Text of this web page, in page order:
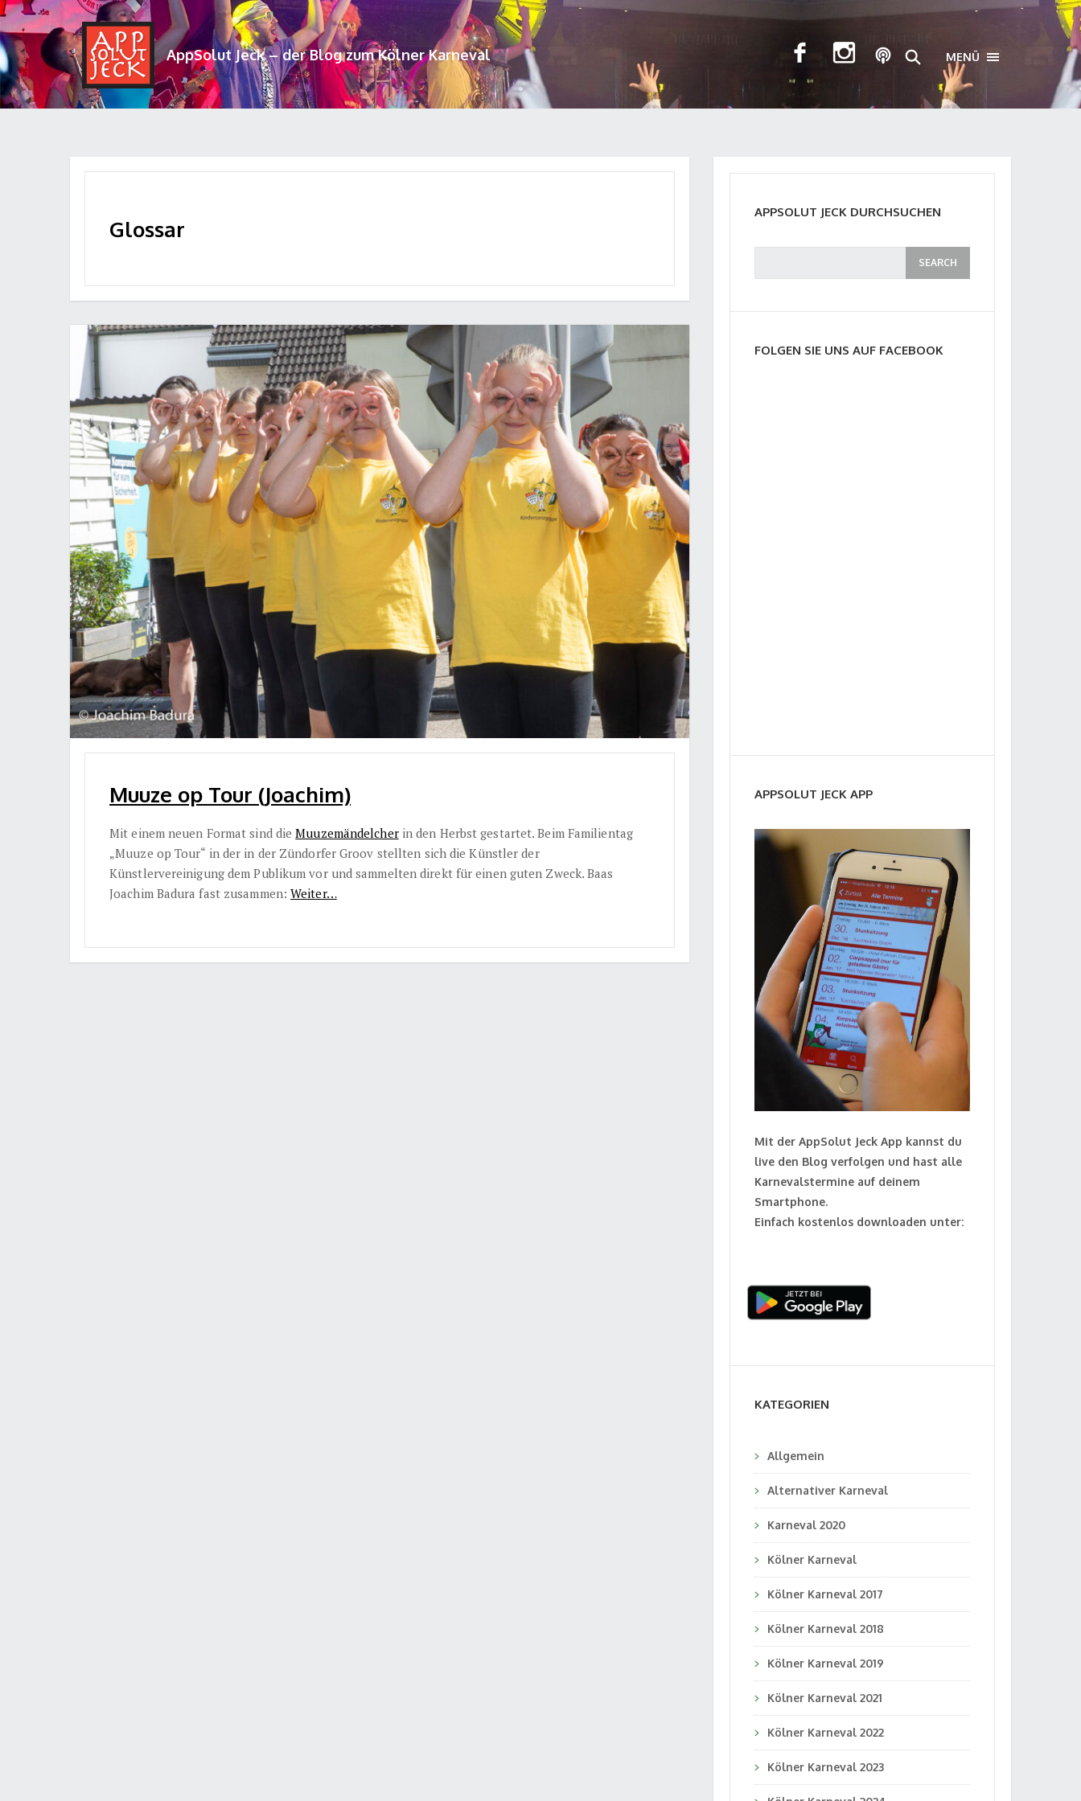
AppSolut Jeck – der Blog zum Kölner Karneval MENÜ TOGGLE
Glossar
Muuze op Tour (Joachim)
Mit einem neuen Format sind dieMuuzemändelcherin den Herbst gestartet. Beim Familientag
„Muuze op Tour“ in der in der Zündorfer Groov stellten sich die Künstler der
Künstlervereinigung dem Publikum vor und sammelten direkt für einen guten Zweck. Baas
Joachim Badura fast zusammen:Weiter…
APPSOLUT JECK DURCHSUCHEN
FOLGEN SIE UNS AUF FACEBOOK
APPSOLUT JECK APP
Mit der AppSolut Jeck App kannst du
live den Blog verfolgen und hast alle
Karnevalstermine auf deinem
Smartphone.
Einfach kostenlos downloaden unter:
KATEGORIEN
Allgemein
Alternativer Karneval
Karneval 2020
Kölner Karneval
Kölner Karneval 2017
Kölner Karneval 2018
Kölner Karneval 2019
Kölner Karneval 2021
Kölner Karneval 2022
Kölner Karneval 2023